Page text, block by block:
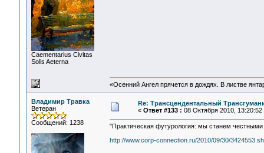
Сaementarius Civitas
Solis Aeterna
«Осенний Ангел прячется в дождях. В листве
Владимир Травка
Ветеран
Сообщений: 1238
Re: Трансцендентальный
« Ответ #133 : 08 Октября 2010, 13:20:52
"Практическая футурология: мы станем честными
http://www.corp-connection.ru/2010/09/30/